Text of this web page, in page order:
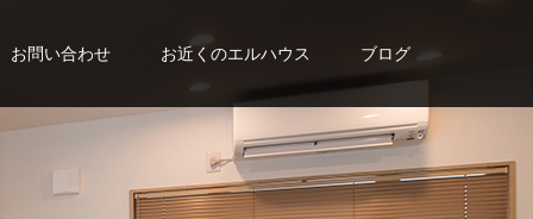
お問い合わせ お近くのエルハウス ブログ